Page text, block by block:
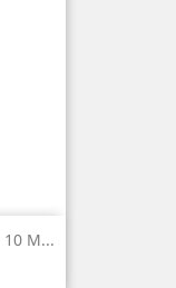
10 М...